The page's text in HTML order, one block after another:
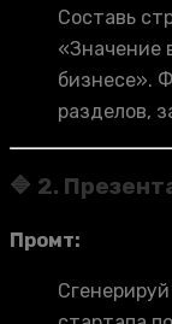
Составь
«Значение
бизнесе».
разделов,
🔷 2.
Промт: